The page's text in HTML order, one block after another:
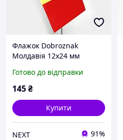
Флажок Dobroznak
Молдавія 12х24 мм
Готово до відправки
145₴
Купити
NEXT 91%